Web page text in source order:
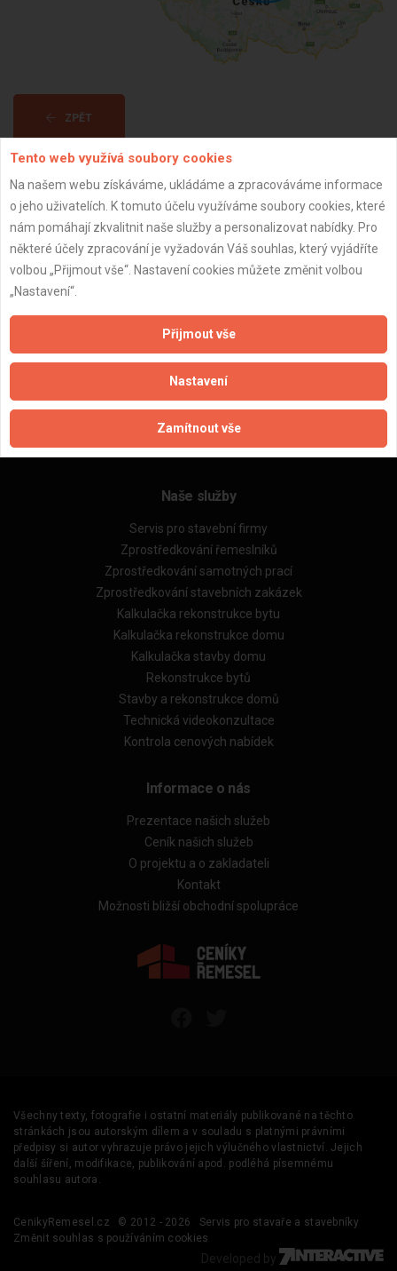
ZPĚT
Aktualizováno z portálu ARES dne 01.12.2024 14:30:09
Zpracování a ochrana osobních údajů
Zásady pro používání souborů cookie
Obchodní podmínky (zprostředkování)
Obchodní podmínky (rozpočtování)
Reference
Naše excelové tabulky online
Naše služby
Servis pro stavební firmy
Zprostředkování řemeslníků
Zprostředkování samotných prací
Zprostředkování stavebních zakázek
Kalkulačka rekonstrukce bytu
Kalkulačka rekonstrukce domu
Kalkulačka stavby domu
Rekonstrukce bytů
Stavby a rekonstrukce domů
Technická videokonzultace
Kontrola cenových nabídek
Informace o nás
Prezentace našich služeb
Ceník našich služeb
O projektu a o zakladateli
Kontakt
Možnosti bližší obchodní spolupráce
Všechny texty, fotografie i ostatní materiály publikované na těchto
stránkách jsou autorským dílem a v souladu s platnými právními
předpisy si autor vyhrazuje právo jejich výlučného vlastnictví. Jejich
další šíření, modifikace, publikování apod. podléhá písemnému
souhlasu autora.
CenikyRemesel.cz © 2012 - 2026
Servis pro stavaře a stavebníky
Změnit souhlas s používáním cookies
Developed by
Tento web využívá soubory cookies
Na našem webu získáváme, ukládáme a zpracováváme informace
o jeho uživatelích. K tomuto účelu využíváme soubory cookies, které
nám pomáhají zkvalitnit naše služby a personalizovat nabídky. Pro
některé účely zpracování je vyžadován Váš souhlas, který vyjádříte
volbou „Přijmout vše“. Nastavení cookies můžete změnit volbou
„Nastavení“.
Přijmout vše
Nastavení
Zamítnout vše